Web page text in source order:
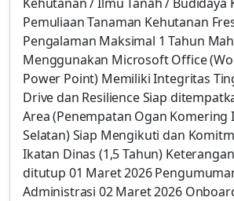
Pemuliaan Tanaman Kehutanan
Pengalaman Maksimal 1 Tahun
Menggunakan Microsoft Office
Power Point) Memiliki Integritas
Drive dan Resilience Siap
Area (Penempatan Ogan Komering
Selatan) Siap Mengikuti dan
Ikatan Dinas (1,5 Tahun)
ditutup 01 Maret 2026
Administrasi 02 Maret 2026